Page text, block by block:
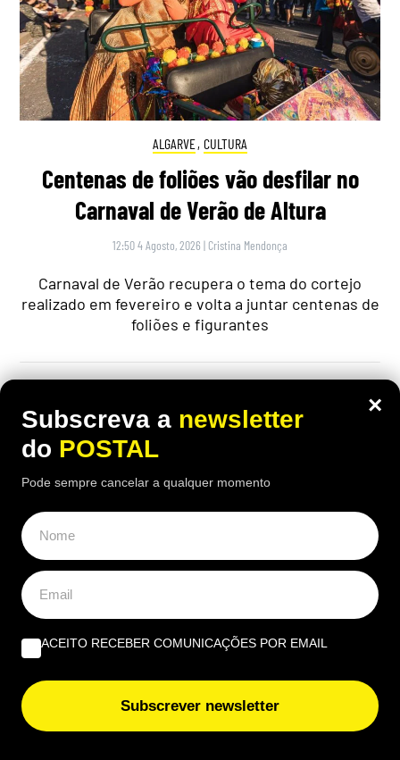
ALGARVE, CULTURA
Centenas de foliões vão desfilar no
Carnaval de Verão de Altura
12:50 4 Agosto, 2026 | Cristina Mendonça
Carnaval de Verão recupera o tema do cortejo
realizado em fevereiro e volta a juntar centenas de
foliões e figurantes
CIÊNCIA,NACIONAL
Falta uma semana para o eclipse solar:
este é o guia para observar o fenómeno
×
Subscreva a newsletter
do POSTAL
Pode sempre cancelar a qualquer momento
ACEITO RECEBER COMUNICAÇÕES POR EMAIL
Subscrever newsletter